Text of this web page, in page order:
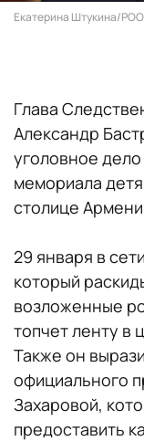
Екатерина Штукина/
Глава
Александр
уголовное
мемориала
столице
29 января в
который
возложенные
топчет ленту в
Также он
официального
Захаровой,
предоставить